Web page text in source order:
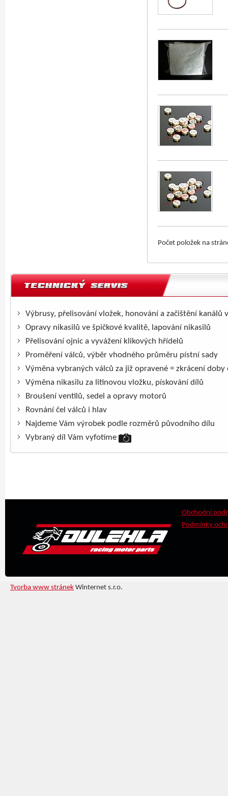
Počet položek na
Výbrusy, přelisování vložek, honování a začištění kanálů
Opravy nikasilů ve špičkové kvalitě, lapování nikasilů
Přelisování ojnic a vyvážení klikových hřídelů
Proměření válců, výběr vhodného průměru pístní sady
Výměna vybraných válců za již opravené = zkrácení doby
Výměna nikasilu za litinovou vložku, pískování dílů
Broušení ventilů, sedel a opravy motorů
Rovnání čel válců i hlav
Najdeme Vám výrobek podle rozměrů původního dílu
Vybraný díl Vám vyfotíme
Obchodní
Podmínky
Tvorba www stránek Winternet s.r.o.